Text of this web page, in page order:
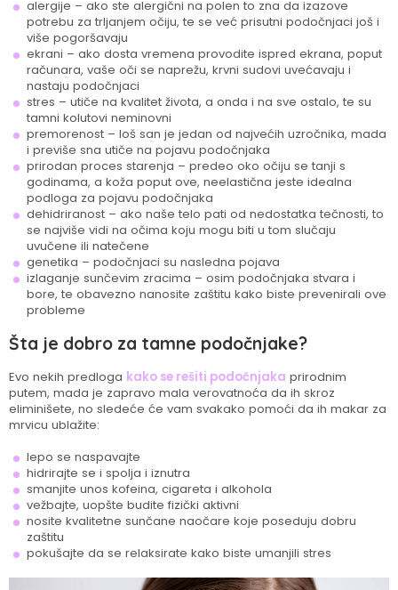
alergije – ako ste alergični na polen to zna da izazove
potrebu za trljanjem očiju, te se već prisutni podočnjaci još i
više pogoršavaju
ekrani – ako dosta vremena provodite ispred ekrana, poput
računara, vaše oči se naprežu, krvni sudovi uvećavaju i
nastaju podočnjaci
stres – utiče na kvalitet života, a onda i na sve ostalo, te su
tamni kolutovi neminovni
premorenost – loš san je jedan od najvećih uzročnika, mada
i previše sna utiče na pojavu podočnjaka
prirodan proces starenja – predeo oko očiju se tanji s
godinama, a koža poput ove, neelastična jeste idealna
podloga za pojavu podočnjaka
dehidriranost – ako naše telo pati od nedostatka tečnosti, to
se najviše vidi na očima koju mogu biti u tom slučaju
uvučene ili natečene
genetika – podočnjaci su nasledna pojava
izlaganje sunčevim zracima – osim podočnjaka stvara i
bore, te obavezno nanosite zaštitu kako biste prevenirali ove
probleme
Šta je dobro za tamne podočnjake?
Evo nekih predloga kako se rešiti podočnjaka prirodnim
putem, mada je zapravo mala verovatnoća da ih skroz
eliminišete, no sledeće će vam svakako pomoći da ih makar za
mrvicu ublažite:
lepo se naspavajte
hidrirajte se i spolja i iznutra
smanjite unos kofeina, cigareta i alkohola
vežbajte, uopšte budite fizički aktivni
nosite kvalitetne sunčane naočare koje poseduju dobru
zaštitu
pokušajte da se relaksirate kako biste umanjili stres